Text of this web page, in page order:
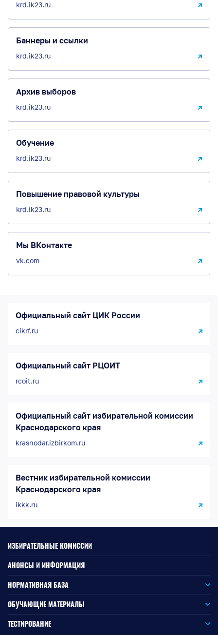
krd.ik23.ru
Баннеры и ссылки
krd.ik23.ru
Архив выборов
krd.ik23.ru
Обучение
krd.ik23.ru
Повышение правовой культуры
krd.ik23.ru
Мы ВКонтакте
vk.com
Официальный сайт ЦИК России
cikrf.ru
Официальный сайт РЦОИТ
rcoit.ru
Официальный сайт избирательной комиссии
Краснодарского края
krasnodar.izbirkom.ru
Вестник избирательной комиссии
Краснодарского края
ikkk.ru
ИЗБИРАТЕЛЬНЫЕ КОМИССИИ
АНОНСЫ И ИНФОРМАЦИЯ
НОРМАТИВНАЯ БАЗА
Законодательство РФ
Законодательство КК
ОБУЧАЮЩИЕ МАТЕРИАЛЫ
Для окружной избирательной комиссии
ТЕСТИРОВАНИЕ